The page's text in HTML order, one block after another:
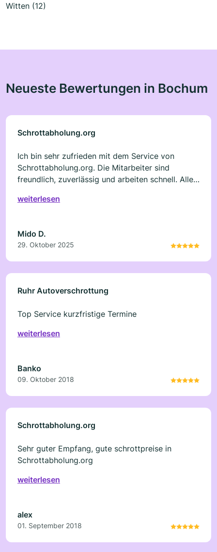
Witten (12)
Neueste Bewertungen in Bochum
Schrottabholung.org
Ich bin sehr zufrieden mit dem Service von
Schrottabholung.org. Die Mitarbeiter sind
freundlich, zuverlässig und arbeiten schnell. Alles
Besonders gut hat mir gefallen, dass sie pünktlich
tun. Die Preise sind ehrlich, und man wird gut
beraten. Ich kann diesen Schrotthändler wirklich
weiterempfehlen – zuverlässig, fair und
professionell!
weiterlesen
Mido D.
29. Oktober 2025
Ruhr Autoverschrottung
Top Service kurzfristige Termine
weiterlesen
Banko
09. Oktober 2018
Schrottabholung.org
Sehr guter Empfang, gute schrottpreise in
Schrottabholung.org
weiterlesen
alex
01. September 2018